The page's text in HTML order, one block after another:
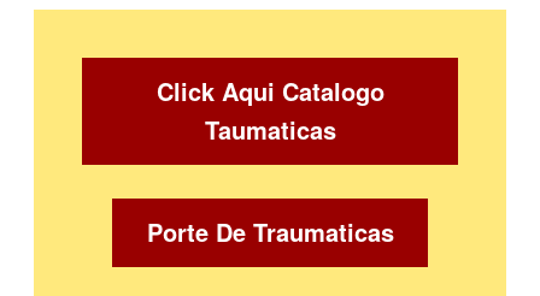
Click Aqui Catalogo
Taumaticas
Porte De Traumaticas